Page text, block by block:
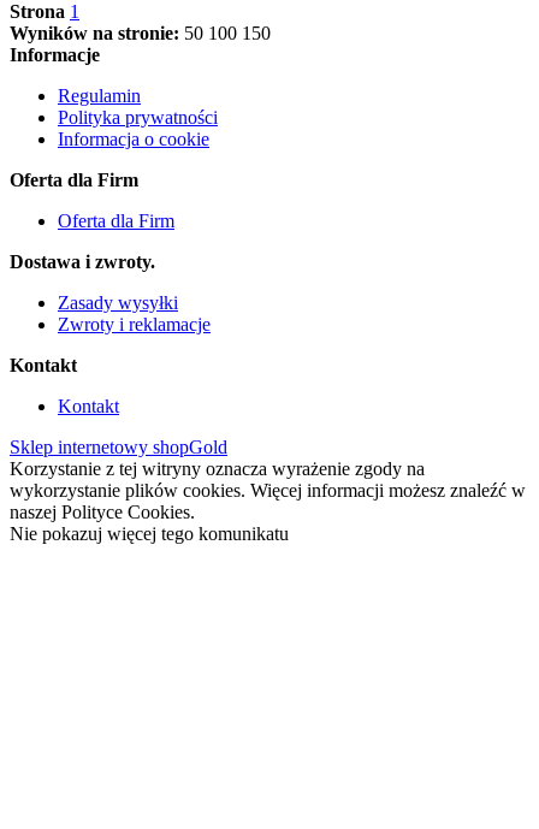
Strona 1
Wyników na stronie: 50 100 150
Informacje
Regulamin
Polityka prywatności
Informacja o cookie
Oferta dla Firm
Oferta dla Firm
Dostawa i zwroty.
Zasady wysyłki
Zwroty i reklamacje
Kontakt
Kontakt
Sklep internetowy shopGold
Korzystanie z tej witryny oznacza wyrażenie zgody na
wykorzystanie plików cookies. Więcej informacji możesz znaleźć w
naszej Polityce Cookies.
Nie pokazuj więcej tego komunikatu